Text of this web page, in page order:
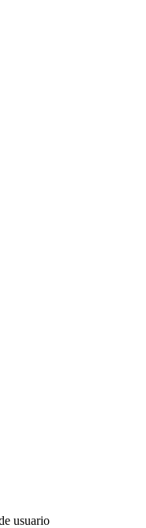
usuario